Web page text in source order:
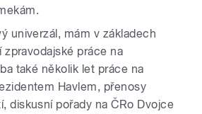
univerzál, mám v základech
práce na
také několik let práce na
Havlem, přenosy
diskusní pořady na ČRo Dvojce